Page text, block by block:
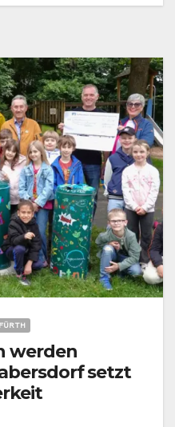
werden
setzt